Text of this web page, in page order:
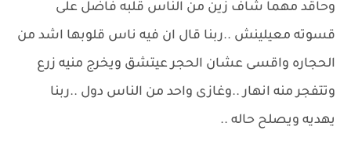
وحاقد مهما شاف زين من الناس قلبه فاضل على
قسوته معيلينش ..ربنا قال ان فيه ناس قلوبها اشد من
الحجاره واقسى عشان الحجر عيتشق ويخرج منيه زرع
وتتفجر منه انهار ..وغازى واحد من الناس دول ..ربنا
يهديه ويصلح حاله ..